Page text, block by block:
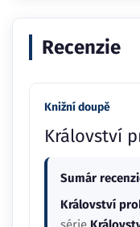
Recenzie
Knižní doupě
Království
Sumár
Království